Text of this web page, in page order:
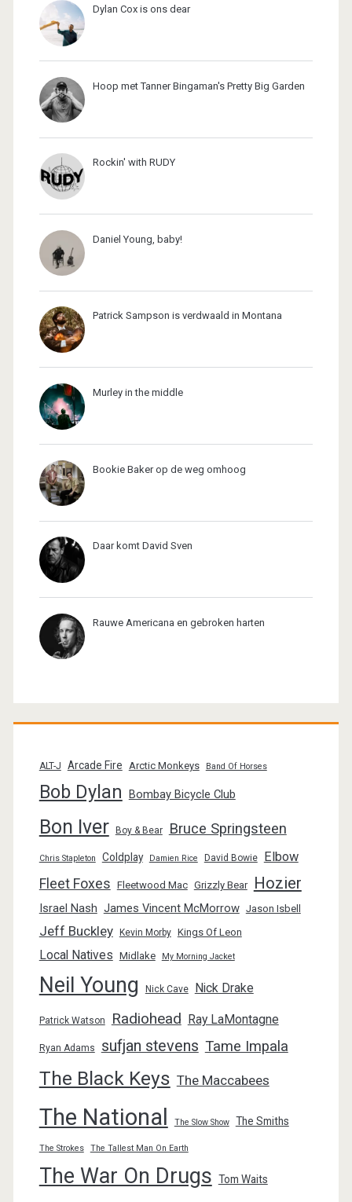
Dylan Cox is ons dear
Hoop met Tanner Bingaman's Pretty Big Garden
Rockin' with RUDY
Daniel Young, baby!
Patrick Sampson is verdwaald in Montana
Murley in the middle
Bookie Baker op de weg omhoog
Daar komt David Sven
Rauwe Americana en gebroken harten
ALT-J Arcade Fire Arctic Monkeys Band Of Horses
Bob Dylan Bombay Bicycle Club
Bon Iver Boy & Bear Bruce Springsteen
Chris Stapleton Coldplay Damien Rice David Bowie Elbow
Fleet Foxes Fleetwood Mac Grizzly Bear Hozier
Israel Nash James Vincent McMorrow Jason Isbell
Jeff Buckley Kevin Morby Kings Of Leon
Local Natives Midlake My Morning Jacket
Neil Young Nick Cave Nick Drake
Patrick Watson Radiohead Ray LaMontagne
Ryan Adams sufjan stevens Tame Impala
The Black Keys The Maccabees
The National The Slow Show The Smiths
The Strokes The Tallest Man On Earth
The War On Drugs Tom Waits